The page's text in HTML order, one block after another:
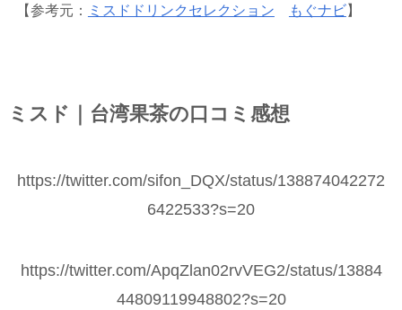
【参考元： ミスドドリンクセレクション もぐナビ】
ミスド｜台湾果茶の口コミ感想
https://twitter.com/sifon_DQX/status/138874042272
6422533?s=20
https://twitter.com/ApqZlan02rvVEG2/status/13884
44809119948802?s=20